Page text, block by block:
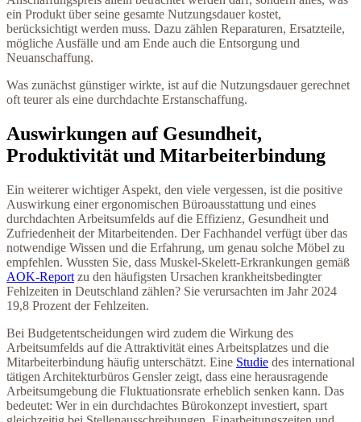
ein Produkt über seine gesamte Nutzungsdauer kostet,
berücksichtigt werden muss. Dazu zählen Reparaturen, Ersatzteile,
mögliche Ausfälle und am Ende auch die Entsorgung und
Neuanschaffung.
Was zunächst günstiger wirkte, ist auf die Nutzungsdauer gerechnet
oft teurer als eine durchdachte Erstanschaffung.
Auswirkungen auf Gesundheit,
Produktivität und Mitarbeiterbindung
Ein weiterer wichtiger Aspekt, den viele vergessen, ist die positive
Auswirkung einer ergonomischen Büroausstattung und eines
durchdachten Arbeitsumfelds auf die Effizienz, Gesundheit und
Zufriedenheit der Mitarbeitenden. Der Fachhandel verfügt über das
notwendige Wissen und die Erfahrung, um genau solche Möbel zu
empfehlen. Wussten Sie, dass Muskel-Skelett-Erkrankungen gemäß
AOK-Report zu den häufigsten Ursachen krankheitsbedingter
Fehlzeiten in Deutschland zählen? Sie verursachten im Jahr 2024
19,8 Prozent der Fehlzeiten.
Bei Budgetentscheidungen wird zudem die Wirkung des
Arbeitsumfelds auf die Attraktivität eines Arbeitsplatzes und die
Mitarbeiterbindung häufig unterschätzt. Eine Studie des international
tätigen Architekturbüros Gensler zeigt, dass eine herausragende
Arbeitsumgebung die Fluktuationsrate erheblich senken kann. Das
bedeutet: Wer in ein durchdachtes Bürokonzept investiert, spart